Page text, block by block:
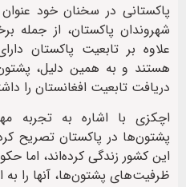
پاکستانی در سخنان خود
شهروندان پاکستان، از جمله
علاوه بر تابعیت پاکستان
هستند و به همین دلیل،
دریافت تابعیت افغانستان را
اچکزی با اشاره به تجربه
پشتون‌ها در پاکستان تصریح
این کشور زندگی کرده‌اند، اما
ظرفیت‌های پشتون‌ها، آنها را